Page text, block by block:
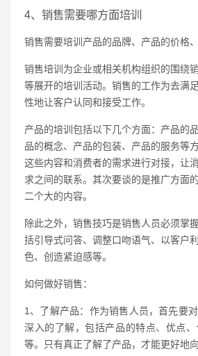
4、销售需要哪方面培训
销售需要培训产品的品牌、产品的价格
销售培训为企业或相关机构组织的围绕
等展开的培训活动。销售的工作为去满
性地让客户认同和接受工作。
产品的培训包括以下几个方面：产品的
品的概念、产品的包装、产品的服务等
这些内容和消费者的需求进行对接，让
求之间的联系。其次要谈的是推广方面
二个大的内容。
除此之外，销售技巧是销售人员必须掌
括引导式问答、调整口吻语气、以客户
色、创造紧迫感等。
如何做好销售：
1、了解产品：作为销售人员，首先要
深入的了解，包括产品的特点、优点
等。只有真正了解了产品，才能更好地